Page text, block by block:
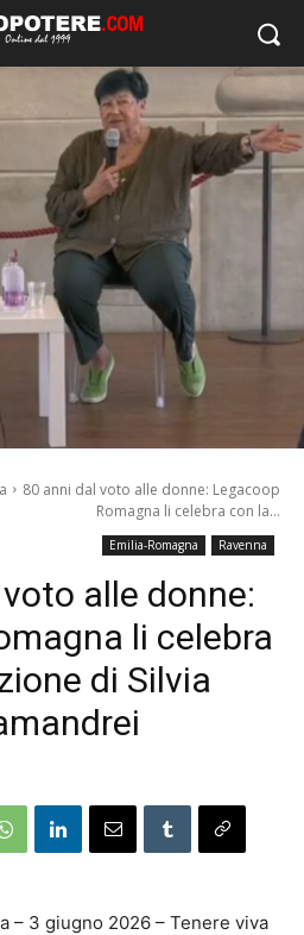
80 anni dal voto alle donne: Legacoop
Romagna li celebra con la...
Emilia-Romagna Ravenna
alle donne:
li celebra
di Silvia
– 3 giugno 2026 – Tenere viva